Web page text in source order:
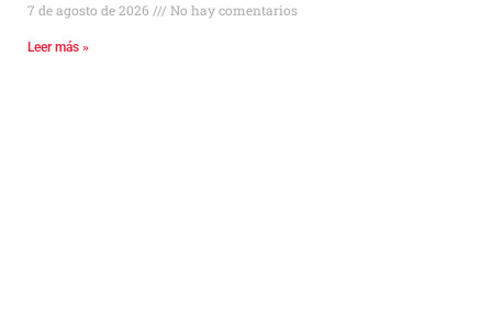
7 de agosto de 2026 No hay comentarios
Leer más »